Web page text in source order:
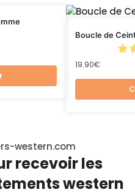
Boucle de
19.90€
recevoir les
western